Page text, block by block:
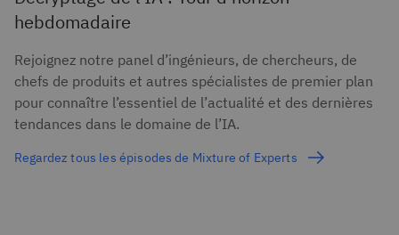
hebdomadaire
Rejoignez notre panel d’ingénieurs, de chercheurs, de
chefs de produits et autres spécialistes de premier plan
pour connaître l’essentiel de l’actualité et des dernières
tendances dans le domaine de l’IA.
Regardez tous les épisodes de Mixture of Experts